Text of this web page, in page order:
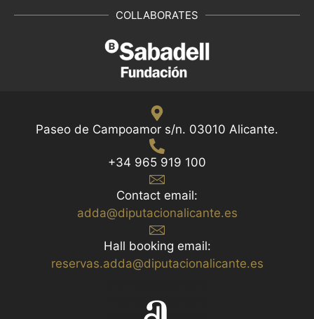
COLLABORATES
Paseo de Campoamor s/n. 03010 Alicante.
+34 965 919 100
Contact email:
adda@diputacionalicante.es
Hall booking email:
reservas.adda@diputacionalicante.es